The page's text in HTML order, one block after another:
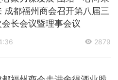
三
会长会议暨理事会议
2879